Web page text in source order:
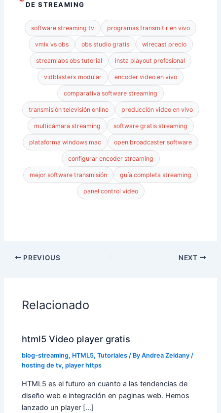
DE STREAMING
software streaming tv programas transmitir en vivo
vmix vs obs obs studio gratis wirecast precio
streamlabs obs tutorial insta playout profesional
vidblasterx modular encoder video en vivo
comparativa software streaming
transmisión televisión online producción video en vivo
multicámara streaming software gratis streaming
plataforma windows mac open broadcaster software
configurar encoder streaming
mejor software transmisión guía completa streaming
panel control video
PREVIOUS NEXT
Relacionado
html5 Video player gratis
blog-streaming, HTML5,Tutoriales / ByAndrea Zeldany/
hosting de tv,player https
HTML5 es el futuro en cuanto a las tendencias de
diseño web e integración en paginas web. Hemos
lanzado un player […]